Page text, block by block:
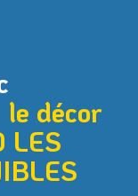
le décor
LES